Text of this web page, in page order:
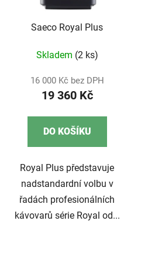
Saeco Royal Plus
Skladem (2 ks)
16 000 Kč bez DPH
19 360 Kč
DO KOŠÍKU
Royal Plus představuje
nadstandardní volbu v
řadách profesionálních
kávovarů série Royal od...